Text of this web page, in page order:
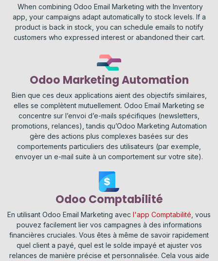
When combining Odoo Email Marketing with the Inventory
app, your campaigns adapt automatically to stock levels. If a
product is back in stock, you can schedule emails to notify
customers who expressed interest or abandoned their cart.
Odoo Marketing Automation
Bien que ces deux applications aient des objectifs similaires,
elles se complètent mutuellement. Odoo Email Marketing se
concentre sur l’envoi d’e-mails spécifiques (newsletters,
promotions, relances), tandis qu’Odoo Marketing Automation
gère des actions plus complexes basées sur des
comportements particuliers des utilisateurs (par exemple,
envoyer un e-mail suite à un comportement sur votre site).
Odoo Comptabilité
En utilisant Odoo Email Marketing avec l'app Comptabilité , vous
pouvez facilement lier vos campagnes à des informations
financières cruciales. Vous êtes à même de savoir rapidement
quel client a payé, quel est le solde impayé et ajuster vos
relances de manière précise et personnalisée. Cela vous aide